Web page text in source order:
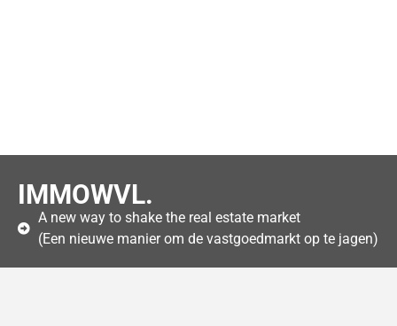
IMMOWVL.
A new way to shake the real estate market
(Een nieuwe manier om de vastgoedmarkt op te jagen)